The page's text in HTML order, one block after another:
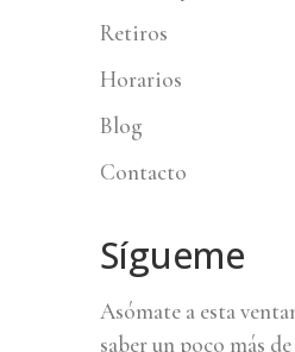
Retiros
Horarios
Blog
Contacto
Sígueme
Asómate a esta
saber un poco más